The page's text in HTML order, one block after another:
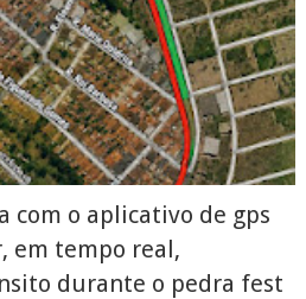
com o aplicativo de gps
em tempo real,
durante o pedra fest